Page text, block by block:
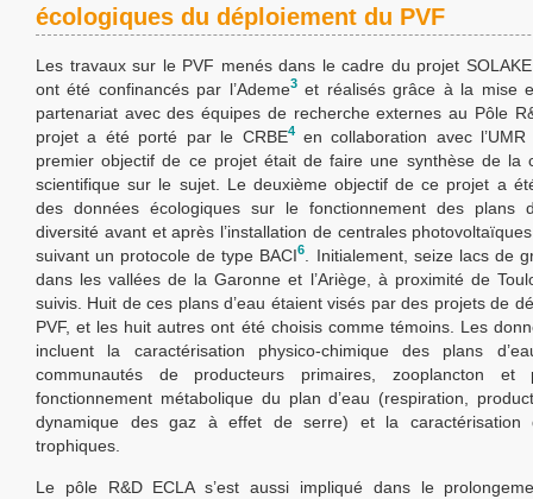
écologiques du déploiement du PVF
Les travaux sur le PVF menés dans le cadre du projet
ont été confinancés par l’Ademe3et réalisés grâce à la mise
partenariat avec des équipes de recherche externes au Pôle
projet a été porté par le CRBE4en collaboration avec l’UMR
premier objectif de ce projet était de faire une synthèse de la
scientifique sur le sujet. Le deuxième objectif de ce projet a
des données écologiques sur le fonctionnement des plans
diversité avant et après l’installation de centrales
suivant un protocole de type BACI6
. Initialement, seize lacs de
dans les vallées de la Garonne et l’Ariège, à proximité de
suivis. Huit de ces plans d’eau étaient visés par des projets de
PVF, et les huit autres ont été choisis comme témoins. Les
incluent la caractérisation physico-chimique des plans
communautés de producteurs primaires, zooplancton et
fonctionnement métabolique du plan d’eau (respiration,
dynamique des gaz à effet de serre) et la caractérisation
trophiques.
Le pôle R&D ECLA s’est aussi impliqué dans le